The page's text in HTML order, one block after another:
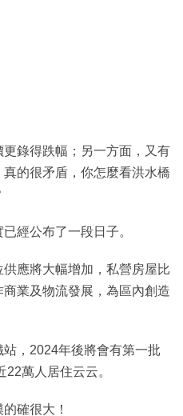
錄得跌幅；另一方面，又有
的很矛盾，你怎麼看洪水橋
經公布了一段日子。
應將大幅增加，私營房屋比
業及物流發展，為區內創造
，2024年後將會有第一批
萬人居住云云。
確很大！